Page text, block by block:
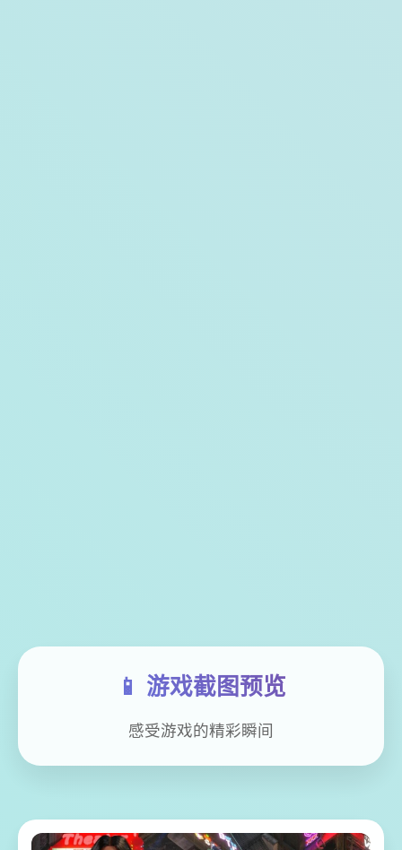
📱 游戏截图预览
感受游戏的精彩瞬间